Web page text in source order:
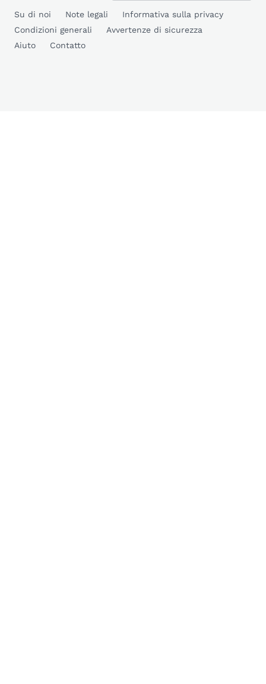
Su di noi Note legali
Informativa sulla privacy
Condizioni generali
Avvertenze di sicurezza
Aiuto
Contatto